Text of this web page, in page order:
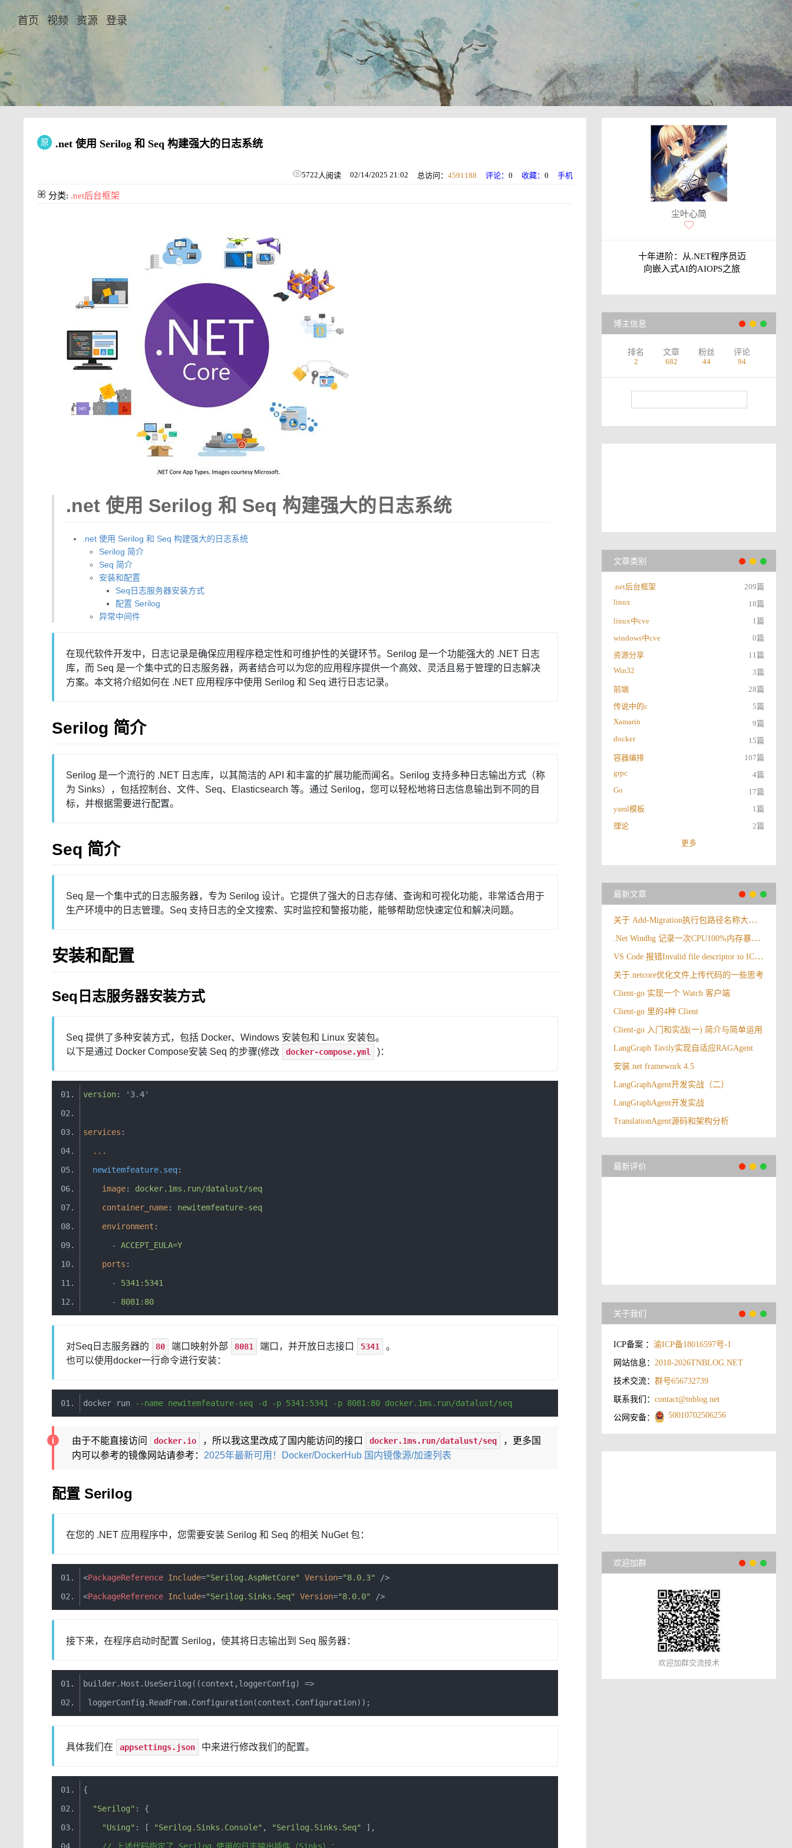
首页 视频 资源 登录
原 .net 使用 Serilog 和 Seq 构建强大的日志系统
5722人阅读 02/14/2025 21:02 总访问： 4591188 评论： 0 收藏： 0 手机
分类: .net后台框架
.net 使用 Serilog 和 Seq 构建强大的日志系统
.net 使用 Serilog 和 Seq 构建强大的日志系统
Serilog 简介
Seq 简介
安装和配置
Seq日志服务器安装方式
配置 Serilog
异常中间件
在现代软件开发中，日志记录是确保应用程序稳定性和可维护性的关键环节。Serilog 是一个功能强大的 .NET 日志
库，而 Seq 是一个集中式的日志服务器，两者结合可以为您的应用程序提供一个高效、灵活且易于管理的日志解决
方案。本文将介绍如何在 .NET 应用程序中使用 Serilog 和 Seq 进行日志记录。
Serilog 简介
Serilog 是一个流行的 .NET 日志库，以其简洁的 API 和丰富的扩展功能而闻名。Serilog 支持多种日志输出方式（称
为 Sinks），包括控制台、文件、Seq、Elasticsearch 等。通过 Serilog，您可以轻松地将日志信息输出到不同的目
标，并根据需要进行配置。
Seq 简介
Seq 是一个集中式的日志服务器，专为 Serilog 设计。它提供了强大的日志存储、查询和可视化功能，非常适合用于
生产环境中的日志管理。Seq 支持日志的全文搜索、实时监控和警报功能，能够帮助您快速定位和解决问题。
安装和配置
Seq日志服务器安装方式
Seq 提供了多种安装方式，包括 Docker、Windows 安装包和 Linux 安装包。
以下是通过 Docker Compose安装 Seq 的步骤(修改
docker-compose.yml )：
version: '3.4'
services :
...
newitemfeature. seq:
image: docker. 1ms . run/datalust/seq
container_name: newitemfeature-seq
environment :
-
ACCEPT_EULA=Y
ports :
-
5341 : 5341
-
8081 : 80
对Seq日志服务器的 80 端口映射外部 8081 端口，并开放日志接口 5341
。
也可以使用docker一行命令进行安装：
docker run --name newitemfeature-seq -d -p 5341 : 5341 -p 8081 : 80 docker. 1ms . run/datalust/seq
由于不能直接访问 docker.io ，所以我这里改成了国内能访问的接口 docker.1ms.run/datalust/seq
，更多国
内可以参考的镜像网站请参考： 2025年最新可用！Docker/DockerHub 国内镜像源/加速列表
配置 Serilog
在您的 .NET 应用程序中，您需要安装 Serilog 和 Seq 的相关 NuGet 包：
<PackageReference Include="Serilog.AspNetCore" Version="8.0.3"
/>
<PackageReference Include="Serilog.Sinks.Seq" Version="8.0.0" />
接下来，在程序启动时配置 Serilog，使其将日志输出到 Seq 服务器：
builder. Host . UseSerilog ( (context , loggerConfig)
=>
loggerConfig . ReadFrom. Configuration(context . Configuration));
具体我们在 appsettings.json 中来进行修改我们的配置。
{
"Serilog" :
{
"Using" : [ "Serilog.Sinks.Console" , "Serilog.Sinks.Seq"
],
//
上述代码指定了 Serilog 使用的日志输出插件（Sinks）：
尘叶心简
十年进阶：从.NET程序员迈
向嵌入式AI的AIOPS之旅
博主信息
排名
2
文章
682
粉丝
44
评论
94
文章类别
.net后台框架
209篇
linux
18篇
linux中cve
1篇
windows中cve
0篇
资源分享
11篇
Win32
3篇
前端
28篇
传说中的c
5篇
Xamarin
9篇
docker
15篇
容器编排
107篇
grpc
4篇
Go
17篇
yaml模板
1篇
理论
2篇
更多
最新文章
关于 Add-Migration执行包路径名称大小写报错
.Net Windbg 记录一次CPU100%内存暴涨情况
VS Code 报错Invalid file descriptor to ICU data received.
关于.netcore优化文件上传代码的一些思考
Client-go 实现一个 Watch 客户端
Client-go 里的4种 Client
Client-go 入门和实战(一) 简介与简单运用
LangGraph Tavily实现自适应RAGAgent
安装.net framework 4.5
LangGraphAgent开发实战（二）
LangGraphAgent开发实战
TranslationAgent源码和架构分析
最新评价
关于我们
ICP备案 ：渝ICP备18016597号-1
网站信息：2018-2026TNBLOG.NET
技术交流：群号656732739
联系我们：contact@tnblog.net
公网安备： 50010702506256
欢迎加群
欢迎加群交流技术